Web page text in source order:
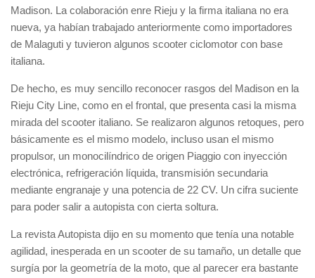
Madison. La colaboración enre Rieju y la firma italiana no era
nueva, ya habían trabajado anteriormente como importadores
de Malaguti y tuvieron algunos scooter ciclomotor con base
italiana.
De hecho, es muy sencillo reconocer rasgos del Madison en la
Rieju City Line, como en el frontal, que presenta casi la misma
mirada del scooter italiano. Se realizaron algunos retoques, pero
básicamente es el mismo modelo, incluso usan el mismo
propulsor, un monocilíndrico de origen Piaggio con inyección
electrónica, refrigeración líquida, transmisión secundaria
mediante engranaje y una potencia de 22 CV. Un cifra suciente
para poder salir a autopista con cierta soltura.
La revista Autopista dijo en su momento que tenía una notable
agilidad, inesperada en un scooter de su tamaño, un detalle que
surgía por la geometría de la moto, que al parecer era bastante